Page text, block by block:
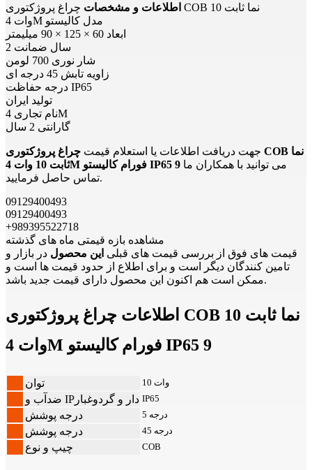
اطلاعات و مشخصات چراغ پروژکتوری COB نما ثابت 10
وات 4M مدل کالیستو
ابعاد 60 × 125 × 90 میلیمتر
2 سال ضمانت
شار نوری 700 لومن
زاویه تابش 45 درجه ای
درجه حفاظت IP65
تولید ایران
نام تجاری 4M
گارانتی 2 سال
جهت دریافت اطلاعات یا استعلام قیمت چراغ پروژکتوری COB نما
ثابت 10 وات 4M فورام کالیستو IP65 9 می توانید با همکاران ما
تماس حاصل فرمایید.
09129400493
09129400493
+989395522718
مشاهده بازه قیمتی ماه های گذشته
قیمت های فوق از بررسی قیمت های قبلی این محصول در بازار و
تامین کنندگان دیگر است و برای اطلاع از حدود قیمت ها است و
ممکن است هم اکنون این محصول دارای قیمت جدید باشد.
اطلاعات چراغ پروژکتوری COB نما ثابت 10
وات 4M فورام کالیستو IP65 9
توان 10 وات
ضدآب و IPدار و گردوغبار IP65
درجه پوشش 5 درجه
درجه پوشش 45 درجه
چیپ و نوع COB